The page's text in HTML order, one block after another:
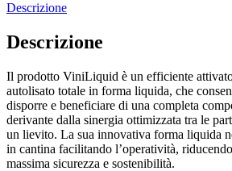
Descrizione
Descrizione
Il prodotto ViniLiquid è un efficiente
autolisato totale in forma liquida, che
disporre e beneficiare di una completa
derivante dalla sinergia ottimizzata tra le
un lievito. La sua innovativa forma liquida
in cantina facilitando l’operatività,
massima sicurezza e sostenibilità.